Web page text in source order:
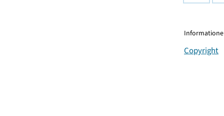
Copyright